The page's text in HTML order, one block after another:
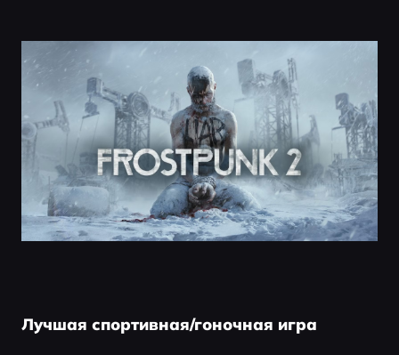
Лучшая спортивная/гоночная игра